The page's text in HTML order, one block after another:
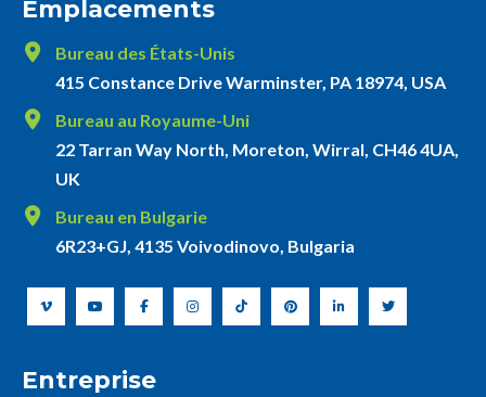
Emplacements
Bureau des États-Unis
415 Constance Drive Warminster, PA 18974, USA
Bureau au Royaume-Uni
22 Tarran Way North, Moreton, Wirral, CH46 4UA,
UK
Bureau en Bulgarie
6R23+GJ, 4135 Voivodinovo, Bulgaria
Entreprise